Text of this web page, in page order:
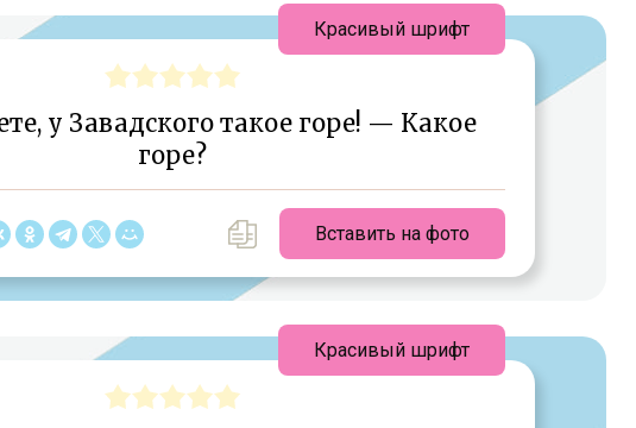
у Завадского такое горе! — Какое
горе?
Вставить на фото
Красивый шрифт
Красивый шрифт